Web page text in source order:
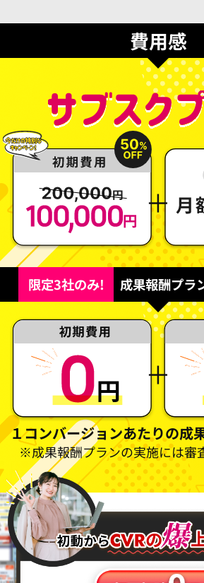
費用感
限定3社のみ! 成果報酬プラ
１コンバージョンあたりの成
※成果報酬プランの実施には審